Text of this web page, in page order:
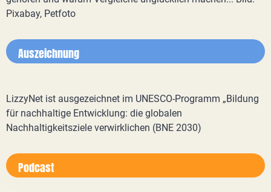
Pixabay, Petfoto
Auszeichnung
LizzyNet ist ausgezeichnet im UNESCO-Programm „Bildung
für nachhaltige Entwicklung: die globalen
Nachhaltigkeitsziele verwirklichen (BNE 2030)
Podcast